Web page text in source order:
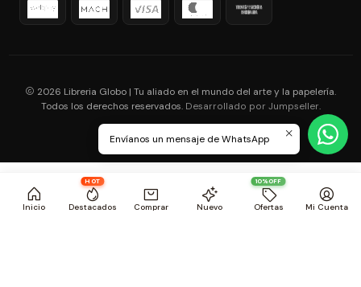
Inicio
HOT
Destacados Comprar Nuevo
10%OFF
Ofertas Mi Cuenta
2026 Libreria Globo | Tu aliado en el mundo del arte y la papelería.
Todos los derechos reservados. Desarrollado por Jumpseller.
Envíanos un mensaje de WhatsApp